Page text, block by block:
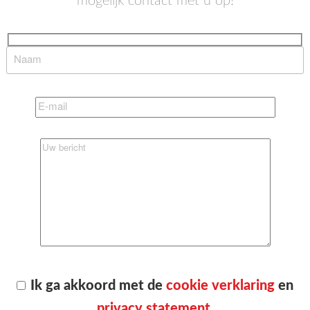
Ik ga akkoord met decookie verklaring en